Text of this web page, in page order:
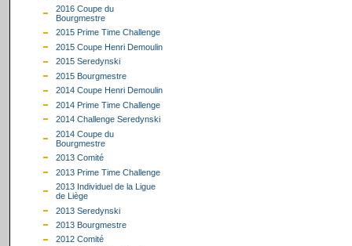
2016 Coupe du
Bourgmestre
2015 Prime Time Challenge
2015 Coupe Henri Demoulin
2015 Seredynski
2015 Bourgmestre
2014 Coupe Henri Demoulin
2014 Prime Time Challenge
2014 Challenge Seredynski
2014 Coupe du
Bourgmestre
2013 Comité
2013 Prime Time Challenge
2013 Individuel de la Ligue
de Liège
2013 Seredynski
2013 Bourgmestre
2012 Comité